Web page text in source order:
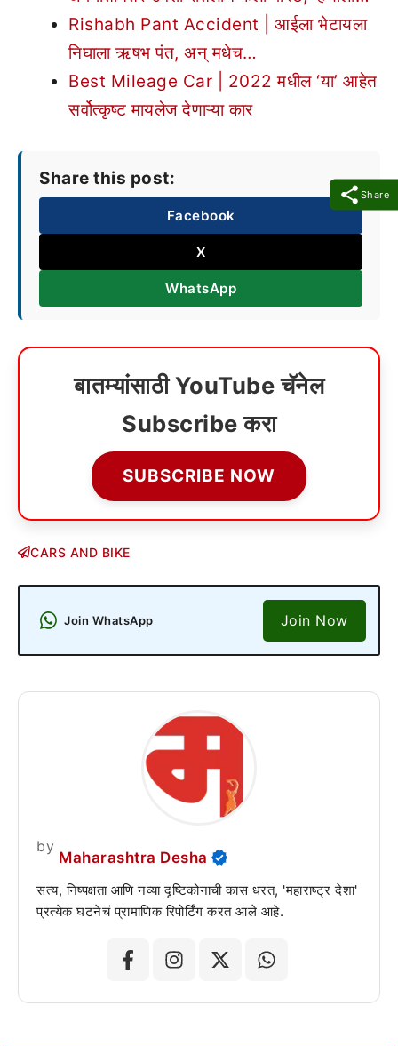
Share
Rishabh Pant Accident | आईला भेटायला
निघाला ऋषभ पंत, अन् मधेच…
Best Mileage Car | 2022 मधील ‘या’ आहेत
सर्वोत्कृष्ट मायलेज देणाऱ्या कार
Share this post:
Facebook
X
WhatsApp
बातम्यांसाठी YouTube चॅनेल
Subscribe करा
SUBSCRIBE NOW
CARS AND BIKE
Join WhatsApp Join Now
by
Maharashtra Desha
सत्य, निष्पक्षता आणि नव्या दृष्टिकोनाची कास धरत, 'महाराष्ट्र देशा'
प्रत्येक घटनेचं प्रामाणिक रिपोर्टिंग करत आले आहे.